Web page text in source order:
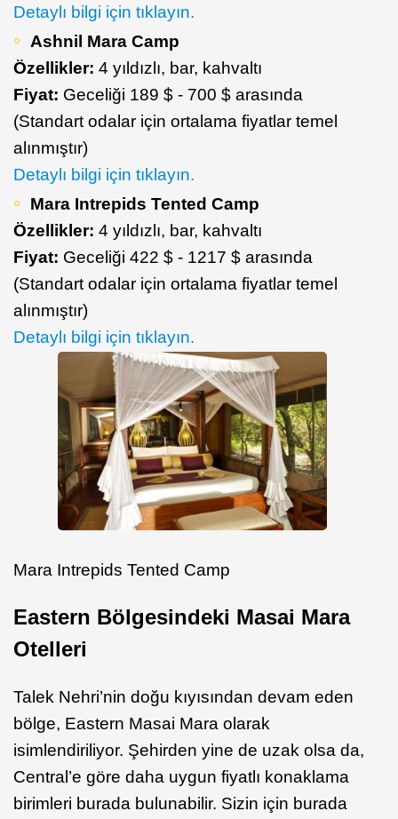
Detaylı bilgi için tıklayın.
Ashnil Mara Camp
Özellikler: 4 yıldızlı, bar, kahvaltı
Fiyat: Geceliği 189 $ - 700 $ arasında
(Standart odalar için ortalama fiyatlar temel
alınmıştır)
Detaylı bilgi için tıklayın.
Mara Intrepids Tented Camp
Özellikler: 4 yıldızlı, bar, kahvaltı
Fiyat: Geceliği 422 $ - 1217 $ arasında
(Standart odalar için ortalama fiyatlar temel
alınmıştır)
Detaylı bilgi için tıklayın.
Mara Intrepids Tented Camp
Eastern Bölgesindeki Masai Mara
Otelleri
Talek Nehri’nin doğu kıyısından devam eden
bölge, Eastern Masai Mara olarak
isimlendiriliyor. Şehirden yine de uzak olsa da,
Central’e göre daha uygun fiyatlı konaklama
birimleri burada bulunabilir. Sizin için burada